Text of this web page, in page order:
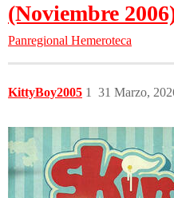
(Noviembre
Panregional Hemeroteca
KittyBoy2005 31 Marzo,
1